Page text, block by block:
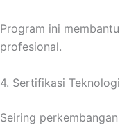
Program ini
profesional.
4. Sertifikasi
Seiring